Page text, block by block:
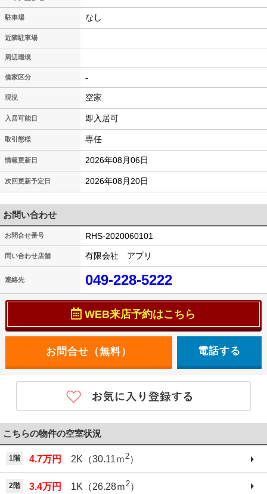
駐車場 なし
近隣駐車場
周辺環境
借家区分 -
現況 空家
入居可能日 即入居可
取引態様 専任
情報更新日 2026年08月06日
次回更新予定日 2026年08月20日
お問い合わせ
お問合せ番号 RHS-2020060101
問い合わせ店舗 有限会社 アプリ
連絡先 049-228-5222
WEB来店予約はこちら
電話する
こちらの物件の空室状況
1階 4.7万円 2K（30.11ｍ2）
2階 3.4万円 1K（26.28ｍ 2）